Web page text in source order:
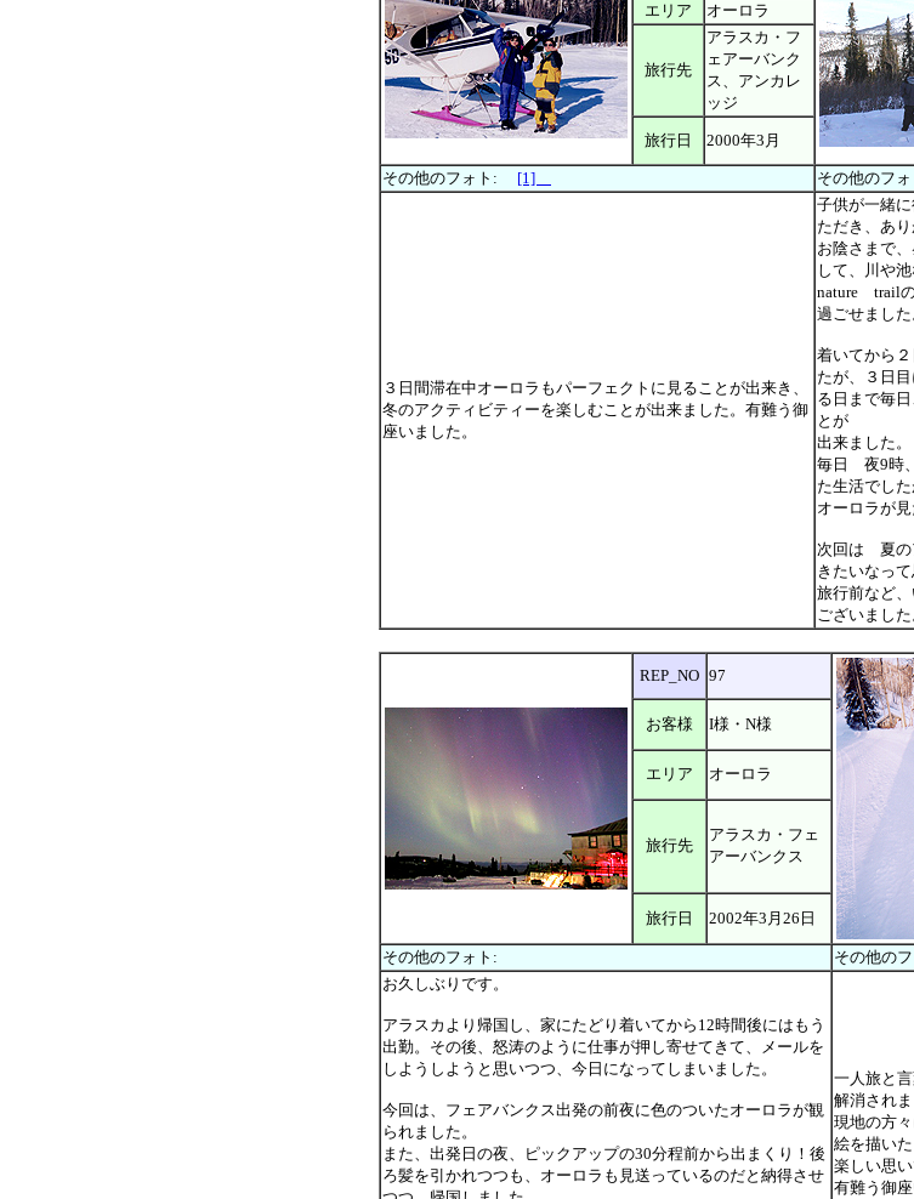
エリア
オーロラ
旅行先
アラスカ・フ
ェアーバンク
ス、アンカレ
ッジ
旅行日 2000年3月
その他のフォト: [1] その他のフ
３日間滞在中オーロラもパーフェクトに見ることが出来き、
冬のアクティビティーを楽しむことが出来ました。有難う御
座いました。
子供が一緒
ただき、あり
お陰さまで
して、川や
nature trailの
過ごせました
着いてから
たが、３日
る日まで毎
とが
出来ました。
毎日 夜9時
た生活でし
オーロラが
次回は 夏の
きたいなって
旅行前など
ございました
REP_NO 97
お客様 I様・N様
エリア オーロラ
旅行先
アラスカ・フェ
アーバンクス
旅行日 2002年3月26日
その他のフォト: その他の
お久しぶりです。
アラスカより帰国し、家にたどり着いてから12時間後にはもう
出勤。その後、怒涛のように仕事が押し寄せてきて、メールを
しようしようと思いつつ、今日になってしまいました。
今回は、フェアバンクス出発の前夜に色のついたオーロラが観
られました。
また、出発日の夜、ピックアップの30分程前から出まくり！後
ろ髪を引かれつつも、オーロラも見送っているのだと納得させ
一人旅と
解消されま
現地の方
絵を描い
楽しい思い
有難う御座